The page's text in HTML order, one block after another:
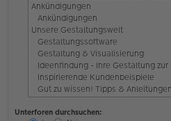
Unterforen durchsuchen: